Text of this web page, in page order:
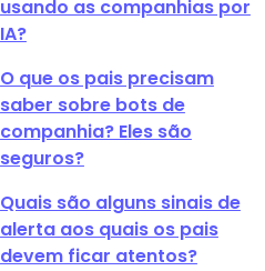
usando as companhias por
IA?
O que os pais precisam
saber sobre bots de
companhia? Eles são
seguros?
Quais são alguns sinais de
alerta aos quais os pais
devem ficar atentos?